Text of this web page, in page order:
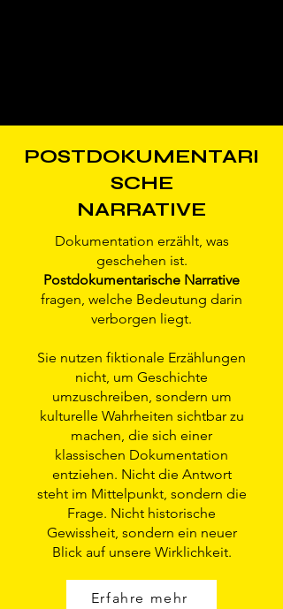
Ein stiller Kommentar zur Logik von
Fast Fashion, übertragen auf unsere
Ernährung.
POSTDOKUMENTARI
SCHE
NARRATIVE
Dokumentation erzählt, was
geschehen ist.
Postdokumentarische Narrative
fragen, welche Bedeutung darin
verborgen liegt.
Sie nutzen fiktionale Erzählungen
nicht, um Geschichte
umzuschreiben, sondern um
kulturelle Wahrheiten sichtbar zu
machen, die sich einer
klassischen Dokumentation
entziehen. Nicht die Antwort
steht im Mittelpunkt, sondern die
Frage. Nicht historische
Gewissheit, sondern ein neuer
Blick auf unsere Wirklichkeit.
Erfahre mehr